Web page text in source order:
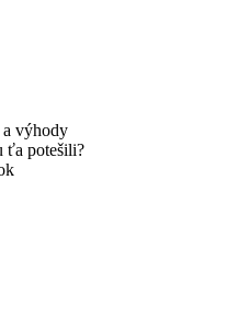
a výhody
ťa potešili?